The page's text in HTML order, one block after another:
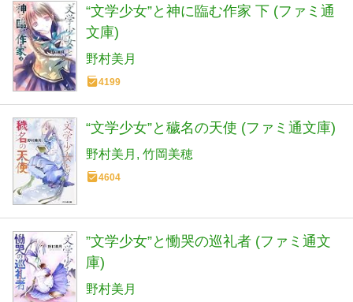
“文学少女”と神に臨む作家 下 (ファミ通
文庫)
野村美月
4199
“文学少女”と穢名の天使 (ファミ通文庫)
野村美月 竹岡美穂
4604
”文学少女”と慟哭の巡礼者 (ファミ通文
庫)
野村美月